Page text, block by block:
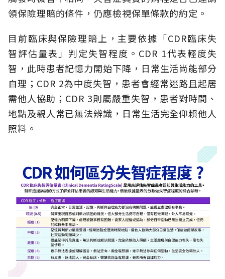
領保險理賠的條件，仍應檢視保單條款的約定。
目前臨床與保險理賠上，主要依據「CDR臨床失
智評估量表」判定失智程度。CDR 1代表輕度失
智，此時患者記憶力開始下降，日常生活尚能部分
自理；CDR 2為中度失智，患者會經常迷路且起居
需他人協助；CDR 3則屬嚴重失智，患者對時間、
地點及親人常已無法辨識，日常生活完全仰賴他人
照料。